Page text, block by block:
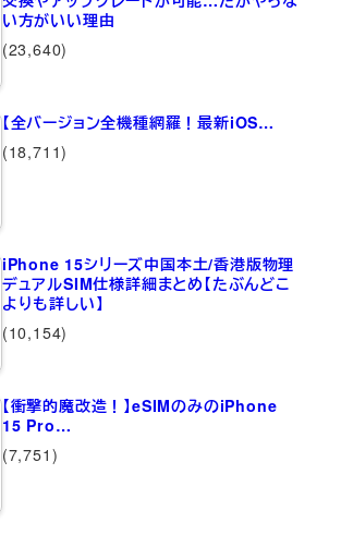
い方がいい理由
(23,640)
【全バージョン全機種網羅！最新iOS…
(18,711)
iPhone 15シリーズ中国本土/香港版物理
デュアルSIM仕様詳細まとめ【たぶんどこ
よりも詳しい】
(10,154)
【衝撃的魔改造！】eSIMのみのiPhone
15 Pro…
(7,751)